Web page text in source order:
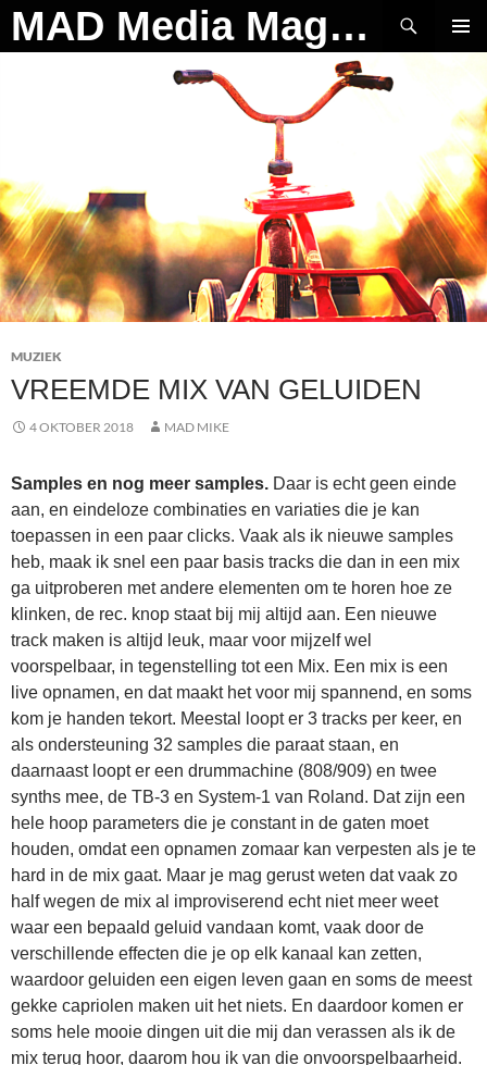
Ga
naar
MAD Media Magazine
Zoeken
MUZIEK
VREEMDE MIX VAN GELUIDEN
4 OKTOBER 2018 MAD MIKE
Samples en nog meer samples. Daar is echt geen einde
aan, en eindeloze combinaties en variaties die je kan
toepassen in een paar clicks. Vaak als ik nieuwe samples
heb, maak ik snel een paar basis tracks die dan in een mix
ga uitproberen met andere elementen om te horen hoe ze
klinken, de rec. knop staat bij mij altijd aan. Een nieuwe
track maken is altijd leuk, maar voor mijzelf wel
voorspelbaar, in tegenstelling tot een Mix. Een mix is een
live opnamen, en dat maakt het voor mij spannend, en soms
kom je handen tekort. Meestal loopt er 3 tracks per keer, en
als ondersteuning 32 samples die paraat staan, en
daarnaast loopt er een drummachine (808/909) en twee
synths mee, de TB-3 en System-1 van Roland. Dat zijn een
hele hoop parameters die je constant in de gaten moet
houden, omdat een opnamen zomaar kan verpesten als je te
hard in de mix gaat. Maar je mag gerust weten dat vaak zo
half wegen de mix al improviserend echt niet meer weet
waar een bepaald geluid vandaan komt, vaak door de
verschillende effecten die je op elk kanaal kan zetten,
waardoor geluiden een eigen leven gaan en soms de meest
gekke capriolen maken uit het niets. En daardoor komen er
soms hele mooie dingen uit die mij dan verassen als ik de
mix terug hoor, daarom hou ik van die onvoorspelbaarheid.